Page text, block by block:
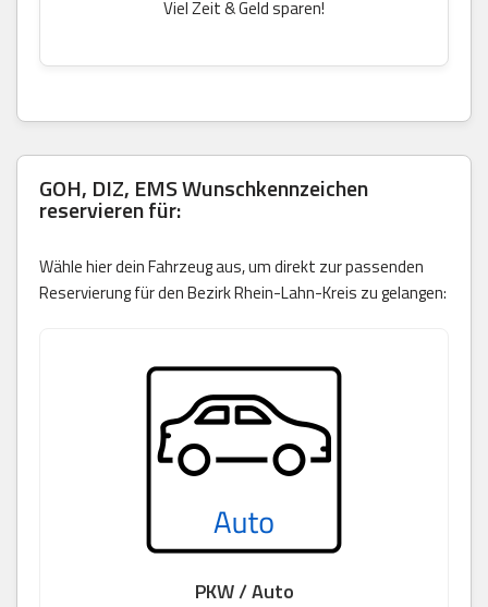
Viel Zeit & Geld sparen!
GOH, DIZ, EMS Wunschkennzeichen
reservieren für:
Wähle hier dein Fahrzeug aus, um direkt zur passenden
Reservierung für den Bezirk Rhein-Lahn-Kreis zu gelangen:
PKW / Auto